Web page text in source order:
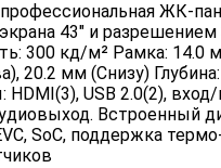
профессиональная ЖК-
43" и разрешением
300 кд/м² Рамка: 14.0
20.2 мм (Снизу)
USB 2.0(2),
Встроенный
SoC, поддержка